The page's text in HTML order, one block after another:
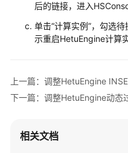
Flink
使
用
后的链接，进入
单击“计算实例”，勾选
示重启HetuEngine计算
上一篇：调整HetuEngine
下一篇：调整HetuEngine动态
相关文档